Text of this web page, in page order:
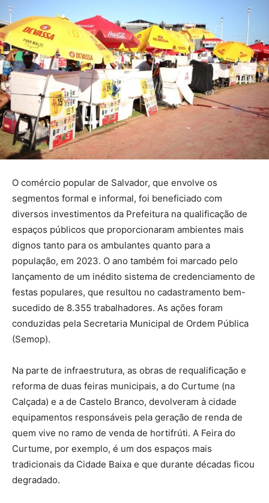
O comércio popular de Salvador, que envolve os
segmentos formal e informal, foi beneficiado com
diversos investimentos da Prefeitura na qualificação de
espaços públicos que proporcionaram ambientes mais
dignos tanto para os ambulantes quanto para a
população, em 2023. O ano também foi marcado pelo
lançamento de um inédito sistema de credenciamento de
festas populares, que resultou no cadastramento bem-
sucedido de 8.355 trabalhadores. As ações foram
conduzidas pela Secretaria Municipal de Ordem Pública
(Semop).
Na parte de infraestrutura, as obras de requalificação e
reforma de duas feiras municipais, a do Curtume (na
Calçada) e a de Castelo Branco, devolveram à cidade
equipamentos responsáveis pela geração de renda de
quem vive no ramo de venda de hortifrúti. A Feira do
Curtume, por exemplo, é um dos espaços mais
tradicionais da Cidade Baixa e que durante décadas ficou
degradado.